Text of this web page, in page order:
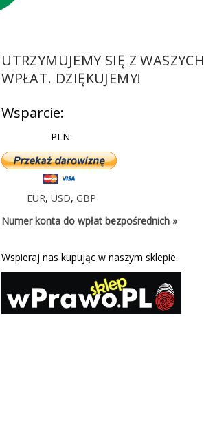
UTRZYMUJEMY SIĘ Z WASZYCH
WPŁAT. DZIĘKUJEMY!
Wsparcie:
PLN:
EUR,USD,GBP
Numer konta do wpłat bezpośrednich »
Wspieraj nas kupując w naszym sklepie.